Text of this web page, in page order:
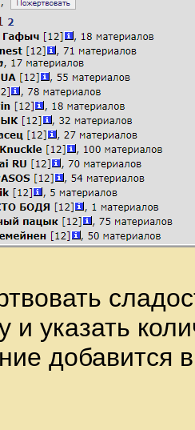
и указать
добавится